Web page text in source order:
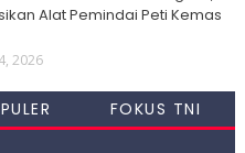
Alat Pemindai Peti Kemas
2026
FOKUS TNI